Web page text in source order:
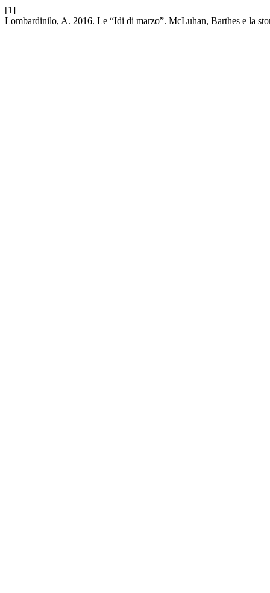
[1]
Lombardinilo, A. 2016. Le “Idi di marzo”. McLuhan, Barthes e la